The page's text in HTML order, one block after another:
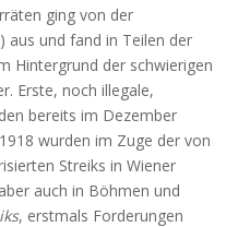
ging von der
aus und fand in Teilen der
Hintergrund der schwierigen
Erste, noch illegale,
bereits im Dezember
wurden im Zuge der von
Streiks in Wiener
auch in Böhmen und
, erstmals Forderungen